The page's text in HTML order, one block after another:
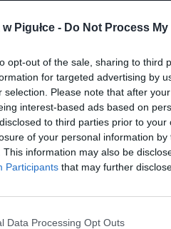
Pigułce - Do Not Process
opt-out of the sale, sharing to third
for targeted advertising by
selection. Please note that after
interest-based ads based on
to third parties prior to
of your personal information
This information may also be
Participants that may further
Data Processing Opt Outs